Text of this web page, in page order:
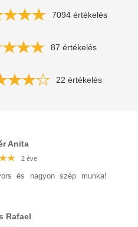
7094 értékelés
87 értékelés
22 értékelés
Anita
2 éve
és nagyon szép munka!
Rafael
2 éve
2 éve
2 éve
2 éve
2 éve
2 éve